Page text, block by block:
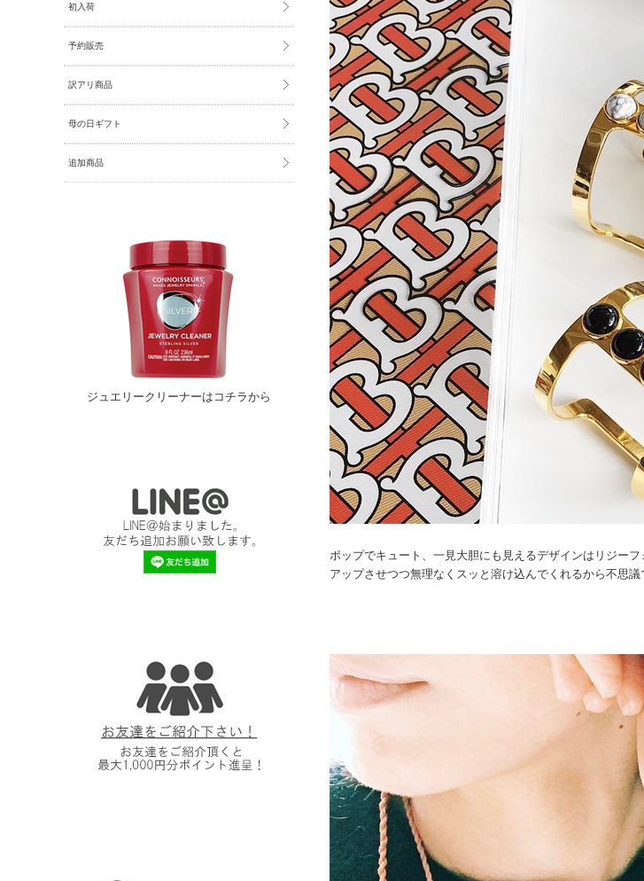
ポップでキュート、一見大胆にも見えるデザインはリジー
アップさせつつ無理なくスッと溶け込んでくれるから不思議
初入荷
予約販売
訳アリ商品
母の日ギフト
追加商品
ジュエリークリーナーはコチラから